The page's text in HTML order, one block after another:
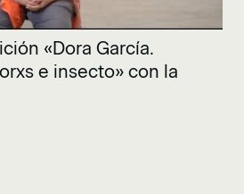
«Dora García.
e insecto» con la